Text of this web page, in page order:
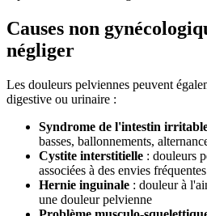
Causes non
négliger
Les douleurs pelviennes peuvent
digestive ou urinaire :
Syndrome de l'intestin
basses, ballonnements,
Cystite interstitielle : douleurs
associées à des envies
Hernie inguinale : douleur à
une douleur pelvienne